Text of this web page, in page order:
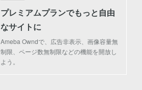
プレミアムプランでもっと自由
なサイトに
Ameba Owndで、広告非表示、画像容量無
制限、ページ数無制限などの機能を開放し
よう。